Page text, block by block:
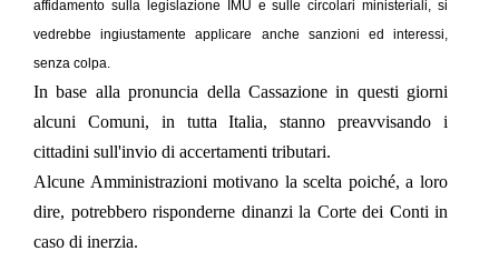
affidamento sulla legislazione IMU e sulle circolari ministeriali, si
vedrebbe ingiustamente applicare anche sanzioni ed interessi,
senza colpa.
In base alla pronuncia della Cassazione in questi giorni
alcuni Comuni, in tutta Italia, stanno preavvisando i
cittadini sull'invio di accertamenti tributari.
Alcune Amministrazioni motivano la scelta poiché, a loro
dire, potrebbero risponderne dinanzi la Corte dei Conti in
caso di inerzia.